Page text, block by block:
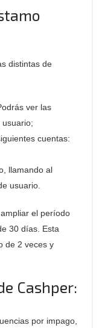
distintas de
ver las
cuentas:
llamando al
usuario.
el período
30 días. Esta
de 2 veces y
Cashper:
por impago,